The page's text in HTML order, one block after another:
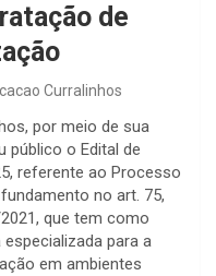
de
Curralinhos
por meio de sua
público o Edital de
referente ao Processo
no art. 75,
que tem como
para a
em ambientes